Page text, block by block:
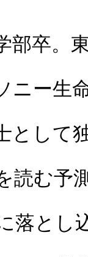
部卒。
ニー
として
読む予
落とし